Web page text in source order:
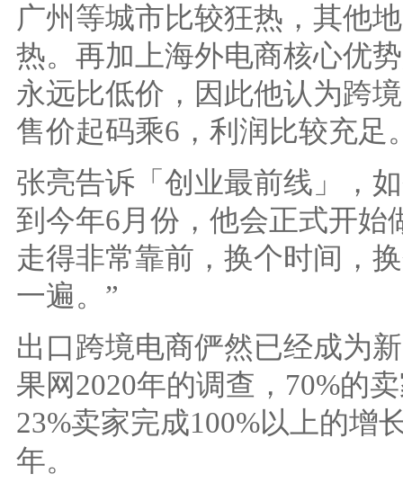
广州等城市比较狂热，其他
热。再加上海外电商核心优
永远比低价，因此他认为跨
售价起码乘6，利润比较充足
张亮告诉「创业最前线」，
到今年6月份，他会正式开始
走得非常靠前，换个时间，
一遍。”
出口跨境电商俨然已经成为
果网2020年的调查，70%的
23%卖家完成100%以上的增
年。